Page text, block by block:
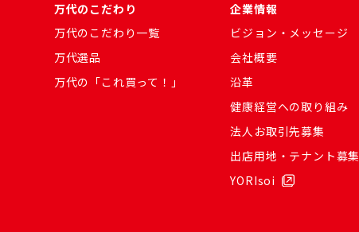
万代のこだわり
万代のこだわり一覧
万代選品
万代の「これ買って！」
企業情報
ビジョン・メッセージ
会社概要
沿革
健康経営への取り組み
法人お取引先募集
出店用地・テナント募集
YORIsoi